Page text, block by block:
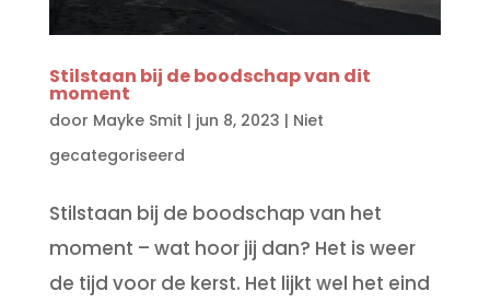
Stilstaan bij de boodschap van dit
moment
door Mayke Smit | jun 8, 2023 | Niet
gecategoriseerd
Stilstaan bij de boodschap van het
moment – wat hoor jij dan? Het is weer
de tijd voor de kerst. Het lijkt wel het eind